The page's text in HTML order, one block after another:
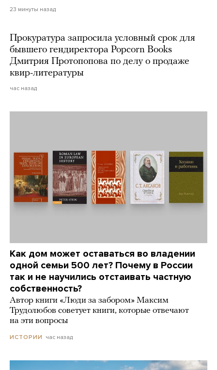
23 минуты назад
Прокуратура запросила условный срок для
бывшего гендиректора Popcorn Books
Дмитрия Протопопова по делу о продаже
квир-литературы
час назад
Как дом может оставаться во владении
одной семьи 500 лет? Почему в России
так и не научились отстаивать частную
собственность?
Автор книги «Люди за забором» Максим
Трудолюбов советует книги, которые отвечают
на эти вопросы
ИСТОРИИ час назад